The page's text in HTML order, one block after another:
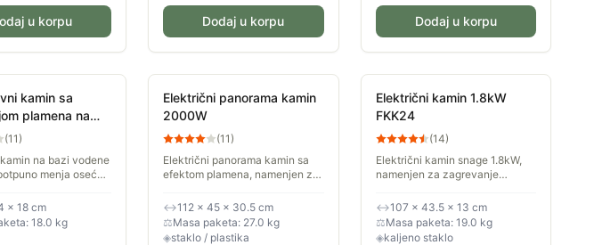
u korpu Dodaj u korpu Dodaj u korpu
kamin sa
plamena na
Bez grejanja
(11)
na bazi vodene
menja osećaj
pretvara vodu u
stvarajući...
× 18 cm
18.0 kg
Električni panorama kamin
2000W
(11)
Električni panorama kamin sa
efektom plamena, namenjen za
prostorija. Svetlo je podesivo i
može se uključiti nezavisno
od...
↔112 × 45 × 30.5 cm
⚖Masa paketa: 27.0 kg
◈staklo / plastika
Električni kamin 1.8kW
FKK24
(14)
Električni kamin snage 1.8kW,
namenjen za zagrevanje
Vizuelni efekat plamena je
podesiv u 3 nivoa. Ima
daljinski...
↔107 × 43.5 × 13 cm
⚖Masa paketa: 19.0 kg
◈kaljeno staklo